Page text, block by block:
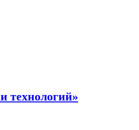
технологий»